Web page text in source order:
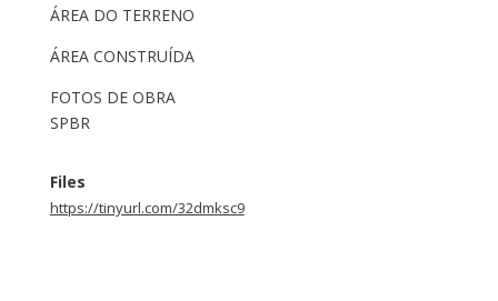
ÁREA DO TERRENO
ÁREA CONSTRUÍDA
FOTOS DE OBRA
SPBR
Files
https://tinyurl.com/32dmksc9